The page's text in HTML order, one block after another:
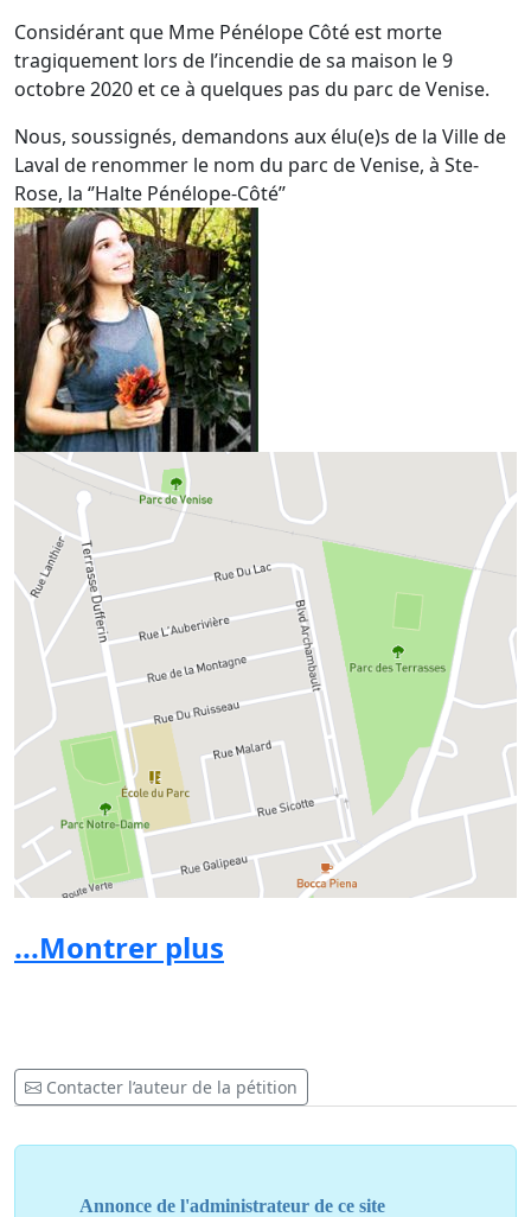
Considérant que Mme Pénélope Côté est morte
tragiquement lors de l’incendie de sa maison le 9
octobre 2020 et ce à quelques pas du parc de Venise.
Nous, soussignés, demandons aux élu(e)s de la Ville de
Laval de renommer le nom du parc de Venise, à Ste-
Rose, la ‘’Halte Pénélope-Côté’’
...Montrer plus
Contacter l’auteur de la pétition
Annonce de l'administrateur de ce site